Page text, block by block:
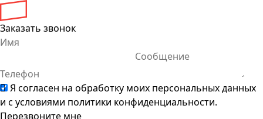
Заказать звонок
Я согласен на обработку моих персональных данных
и с условиями политики конфиденциальности.
Перезвоните мне